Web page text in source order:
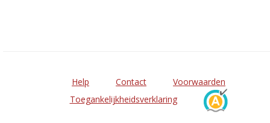
Help Contact
Voorwaarden
Toegankelijkheidsverklaring